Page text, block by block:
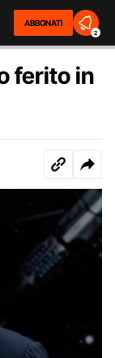
ABBONATI
2
ferito in